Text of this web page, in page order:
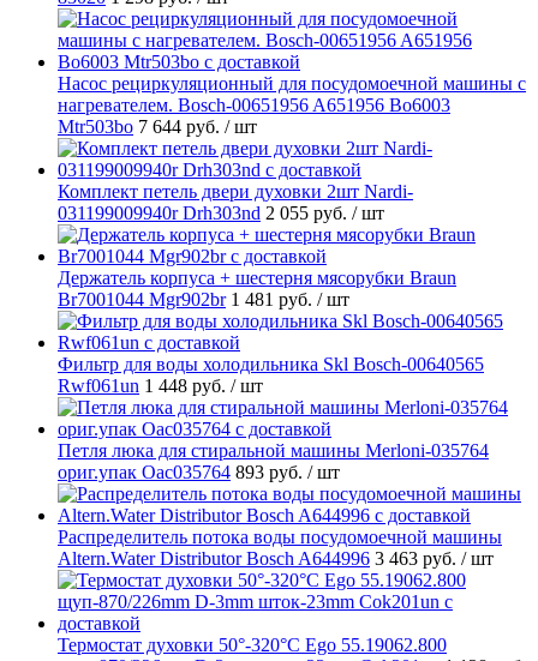
Насос рециркуляционный для посудомоечной машины с
нагревателем. Bosch-00651956 A651956 Bo6003
Mtr503bo 7 644 руб. / шт
Комплект петель двери духовки 2шт Nardi-
031199009940r Drh303nd 2 055 руб. / шт
Держатель корпуса + шестерня мясорубки Braun
Br7001044 Mgr902br 1 481 руб. / шт
Фильтр для воды холодильника Skl Bosch-00640565
Rwf061un 1 448 руб. / шт
Петля люка для стиральной машины Merloni-035764
ориг.упак Oac035764 893 руб. / шт
Распределитель потока воды посудомоечной машины
Altern.Water Distributor Bosch A644996 3 463 руб. / шт
Термостат духовки 50°-320°C Ego 55.19062.800